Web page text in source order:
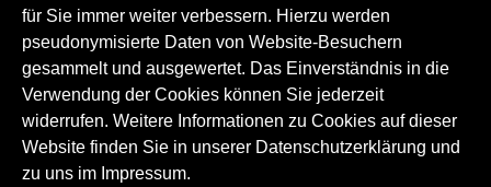
für Sie immer weiter verbessern. Hierzu werden
pseudonymisierte Daten von Website-Besuchern
gesammelt und ausgewertet. Das Einverständnis in die
Verwendung der Cookies können Sie jederzeit
widerrufen. Weitere Informationen zu Cookies auf dieser
Website finden Sie in unserer Datenschutzerklärung und
zu uns im Impressum.